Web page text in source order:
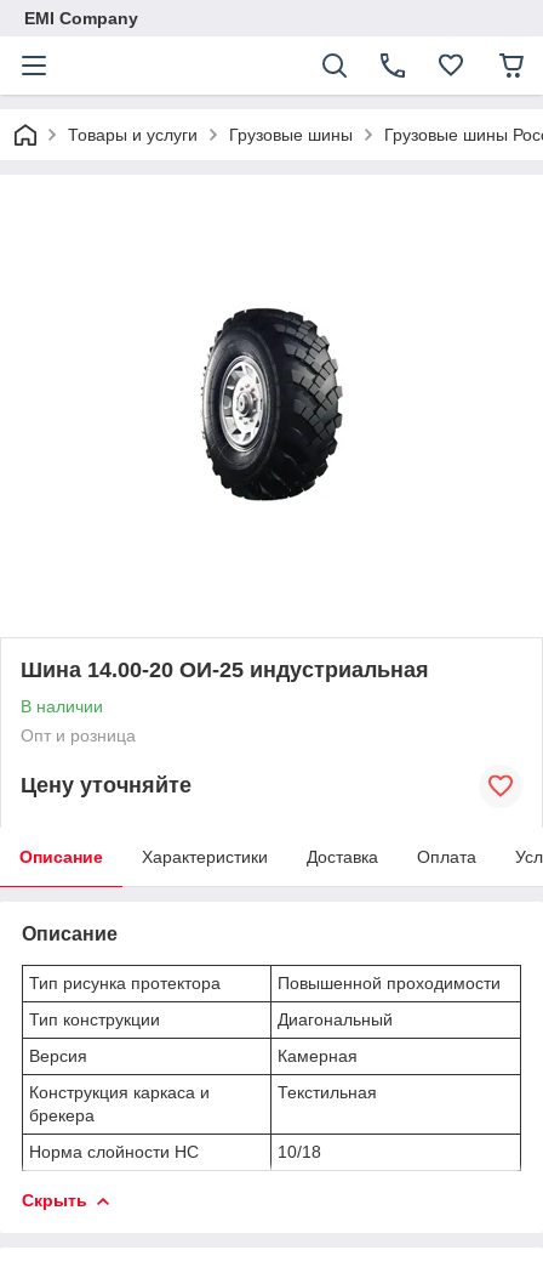
EMI Company
Товары и услуги Грузовые шины Грузовые шины
Шина 14.00-20 ОИ-25 индустриальная
В наличии
Опт и розница
Цену уточняйте
Описание Характеристики Доставка Оплата
Описание
Тип рисунка протектора
Повышенной проходимости
Тип конструкции
Диагональный
Версия
Камерная
Конструкция каркаса и
брекера
Текстильная
Норма слойности НС 10/18
Скрыть